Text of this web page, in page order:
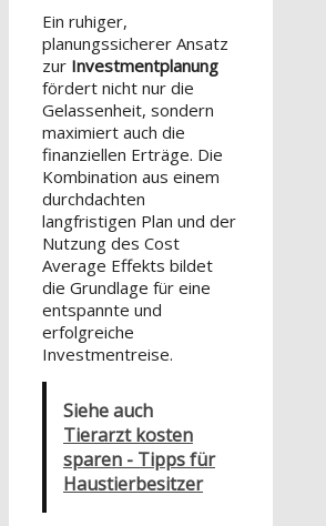
Ein ruhiger,
planungssicherer Ansatz
zur Investmentplanung
fördert nicht nur die
Gelassenheit, sondern
maximiert auch die
finanziellen Erträge. Die
Kombination aus einem
durchdachten
langfristigen Plan und der
Nutzung des Cost
Average Effekts bildet
die Grundlage für eine
entspannte und
erfolgreiche
Investmentreise.
Siehe auch
Tierarzt kosten
sparen - Tipps für
Haustierbesitzer